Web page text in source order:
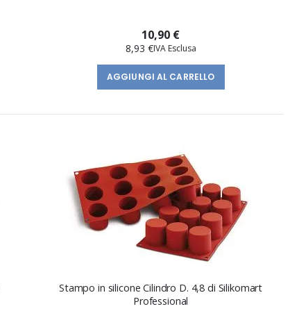
10,90 €
8,93 €
AGGIUNGI AL CARRELLO
Stampo in silicone Cilindro D. 4,8 di Silikomart
Professional